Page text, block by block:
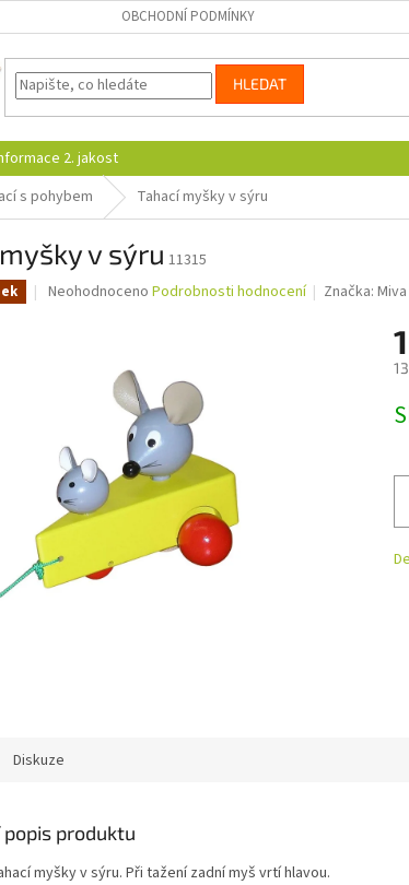
OBCHODNÍ PODMÍNKY
HLEDAT
2. jakost
s pohybem Tahací myšky v sýru
v sýru 11315
Průměrné
Neohodnoceno Podrobnosti hodnocení Značka:Miva
Diskuze
produktu
myšky v sýru. Při tažení zadní myš vrtí hlavou.